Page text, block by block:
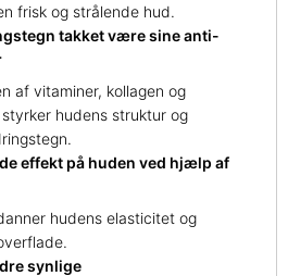
frisk og strålende hud.
takket være sine anti-
af vitaminer, kollagen og
hudens struktur og
effekt på huden ved hjælp af
hudens elasticitet og
synlige